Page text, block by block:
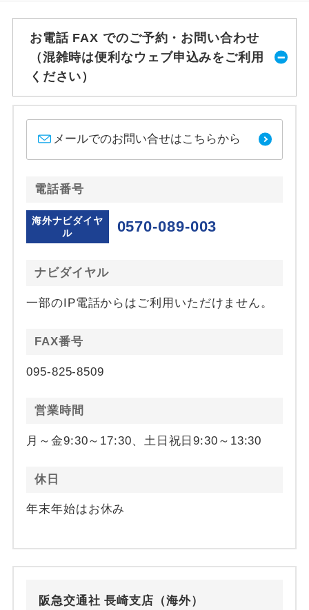
お電話 FAX でのご予約・お問い合わせ
（混雑時は便利なウェブ申込みをご利用
ください）
メールでのお問い合せはこちらから
電話番号
海外ナビダイヤ
ル
0570-089-003
ナビダイヤル
一部のIP電話からはご利用いただけません。
FAX番号
095-825-8509
営業時間
月～金9:30～17:30、土日祝日9:30～13:30
休日
年末年始はお休み
阪急交通社 長崎支店（海外）